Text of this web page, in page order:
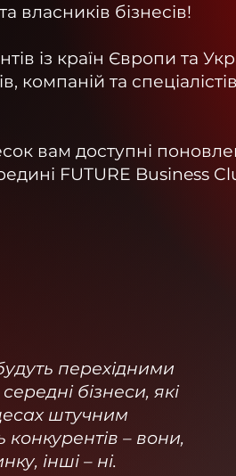
власників бізнесів!
із країн Європи та
компаній та
вам доступні
FUTURE Business
перехідними
бізнеси, які
штучним
конкурентів – вони,
інші – ні.